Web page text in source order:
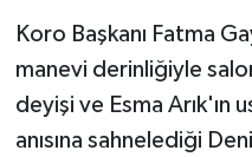
Koro Başkanı Fatma
manevi derinliğiyle
deyişi ve Esma Arık'ın
anısına sahnelediği